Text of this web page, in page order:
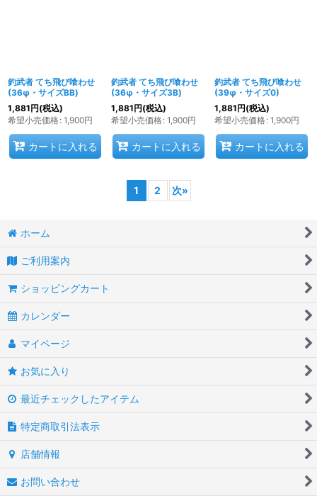
釣武者 てち飛び喰わせ
(36φ・サイズBB)
1,881円(税込)
希望小売価格: 1,900円
カートに入れる
釣武者 てち飛び喰わせ
(36φ・サイズ3B)
1,881円(税込)
希望小売価格: 1,900円
カートに入れる
釣武者 てち飛び喰わせ
(39φ・サイズ0)
1,881円(税込)
希望小売価格: 1,900円
カートに入れる
1 2 次»
ホーム
ご利用案内
ショッピングカート
カレンダー
マイページ
お気に入り
最近チェックしたアイテム
特定商取引法表示
店舗情報
お問い合わせ